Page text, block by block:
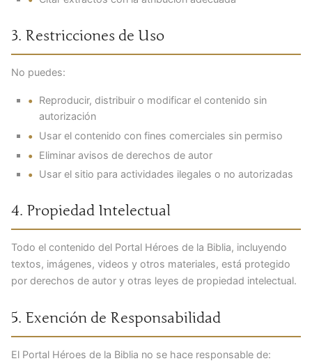
3. Restricciones de Uso
No puedes:
Reproducir, distribuir o modificar el contenido sin
autorización
Usar el contenido con fines comerciales sin permiso
Eliminar avisos de derechos de autor
Usar el sitio para actividades ilegales o no autorizadas
4. Propiedad Intelectual
Todo el contenido del Portal Héroes de la Biblia, incluyendo
textos, imágenes, videos y otros materiales, está protegido
por derechos de autor y otras leyes de propiedad intelectual.
5. Exención de Responsabilidad
El Portal Héroes de la Biblia no se hace responsable de: